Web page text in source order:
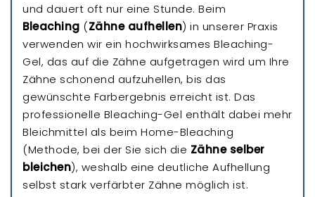
und dauert oft nur eine Stunde. Beim
Bleaching (Zähne aufhellen) in unserer Praxis
verwenden wir ein hochwirksames Bleaching-
Gel, das auf die Zähne aufgetragen wird um Ihre
Zähne schonend aufzuhellen, bis das
gewünschte Farbergebnis erreicht ist. Das
professionelle Bleaching-Gel enthält dabei mehr
Bleichmittel als beim Home-Bleaching
(Methode, bei der Sie sich die Zähne selber
bleichen), weshalb eine deutliche Aufhellung
selbst stark verfärbter Zähne möglich ist.